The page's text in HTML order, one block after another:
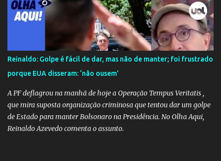
Reinaldo: Golpe é fácil de dar, mas não de manter; foi frustrado
porque EUA disseram: ‘não ousem’
A PF deflagrou na manhã de hoje a Operação Tempus Veritatis ,
que mira suposta organização criminosa que tentou dar um golpe
de Estado para manter Bolsonaro na Presidência. No Olha Aqui,
Reinaldo Azevedo comenta o assunto.